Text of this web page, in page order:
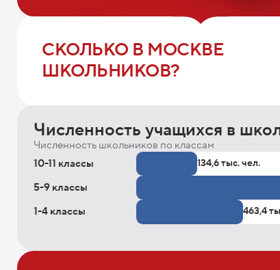
СКОЛЬКО В МОСКВЕ
ШКОЛЬНИКОВ?
Численность учащихся в
Численность школьников по классам
10-11 классы
134,6 тыс. чел.
5-9 классы
1-4 классы 463,4